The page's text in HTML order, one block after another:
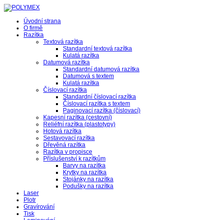
Úvodní strana
O firmě
Razítka
Textová razítka
Standardní textová razítka
Kulatá razítka
Datumová razítka
Standardní datumová razítka
Datumová s textem
Kulatá razítka
Číslovací razítka
Standardní číslovací razítka
Číslovací razítka s textem
Paginovací razítka (číslovací)
Kapesní razítka (cestovní)
Reliéfní razítka (plastotypy)
Hotová razítka
Sestavovací razítka
Dřevěná razítka
Razítka v propisce
Příslušenství k razítkům
Barvy na razítka
Krytky na razítka
Stojánky na razítka
Podušky na razítka
Laser
Plotr
Gravírování
Tisk